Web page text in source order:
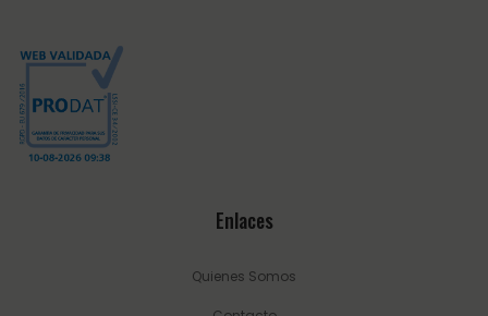
Enlaces
Quienes Somos